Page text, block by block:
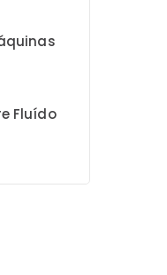
Fluído